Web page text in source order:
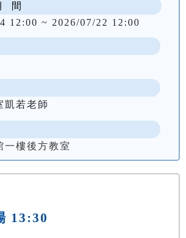
間
12:00 ~ 2026/07/22 12:00
凱若老師
一樓後方教室
13:30